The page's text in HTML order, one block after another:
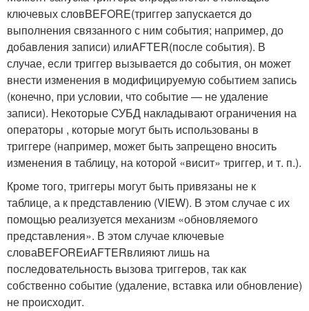
ключевых словBEFORE(триггер запускается до
выполнения связанного с ним события; например, до
добавления записи) илиAFTER(после события). В
случае, если триггер вызывается до события, он может
внести изменения в модифицируемую событием запись
(конечно, при условии, что событие — не удаление
записи). Некоторые СУБД накладывают ограничения на
операторы , которые могут быть использованы в
триггере (например, может быть запрещено вносить
изменения в таблицу, на которой «висит» триггер, и т. п.).
Кроме того, триггеры могут быть привязаны не к
таблице, а к представлению (VIEW). В этом случае с их
помощью реализуется механизм «обновляемого
представления». В этом случае ключевые
словаBEFOREиAFTERвлияют лишь на
последовательность вызова триггеров, так как
собственно событие (удаление, вставка или обновление)
не происходит.